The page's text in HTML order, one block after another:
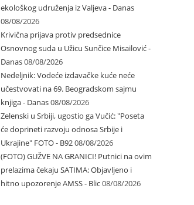
ekološkog udruženja iz Valjeva - Danas
08/08/2026
Krivična prijava protiv predsednice
Osnovnog suda u Užicu Sunčice Misailović -
Danas08/08/2026
Nedeljnik: Vodeće izdavačke kuće neće
učestvovati na 69. Beogradskom sajmu
knjiga - Danas08/08/2026
Zelenski u Srbiji, ugostio ga Vučić: "Poseta
će doprineti razvoju odnosa Srbije i
Ukrajine" FOTO - B9208/08/2026
(FOTO) GUŽVE NA GRANICI! Putnici na ovim
prelazima čekaju SATIMA: Objavljeno i
hitno upozorenje AMSS - Blic08/08/2026